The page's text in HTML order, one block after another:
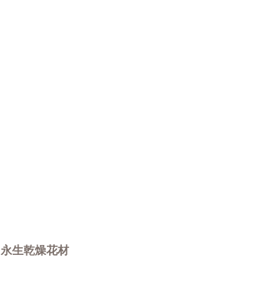
永生乾燥花材